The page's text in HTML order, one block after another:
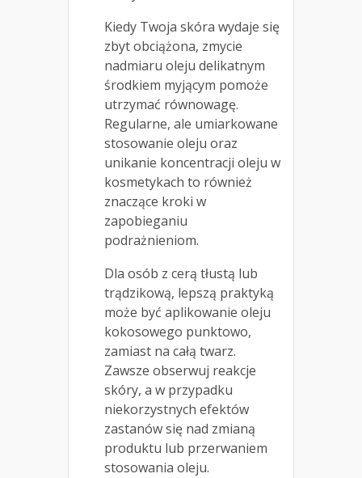
Kiedy Twoja skóra wydaje się
zbyt obciążona, zmycie
nadmiaru oleju delikatnym
środkiem myjącym pomoże
utrzymać równowagę.
Regularne, ale umiarkowane
stosowanie oleju oraz
unikanie koncentracji oleju w
kosmetykach to również
znaczące kroki w
zapobieganiu
podrażnieniom.
Dla osób z cerą tłustą lub
trądzikową, lepszą praktyką
może być aplikowanie oleju
kokosowego punktowo,
zamiast na całą twarz.
Zawsze obserwuj reakcje
skóry, a w przypadku
niekorzystnych efektów
zastanów się nad zmianą
produktu lub przerwaniem
stosowania oleju.